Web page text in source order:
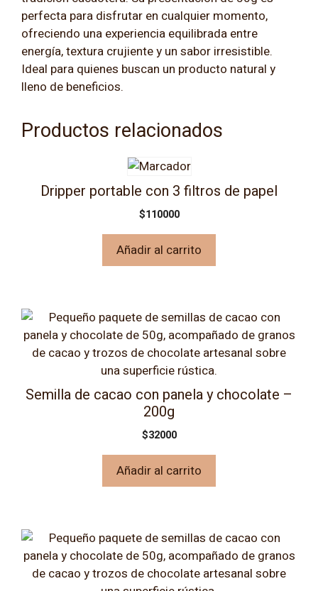
perfecta para disfrutar en cualquier momento,
ofreciendo una experiencia equilibrada entre
energía, textura crujiente y un sabor irresistible.
Ideal para quienes buscan un producto natural y
lleno de beneficios.
Productos relacionados
Dripper portable con 3 filtros de papel
$110000
Añadir al carrito
Semilla de cacao con panela y chocolate –
200g
$32000
Añadir al carrito